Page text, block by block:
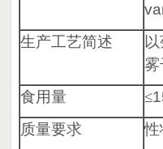
生产工艺简述
雾
食用量
≤
质量要求
性